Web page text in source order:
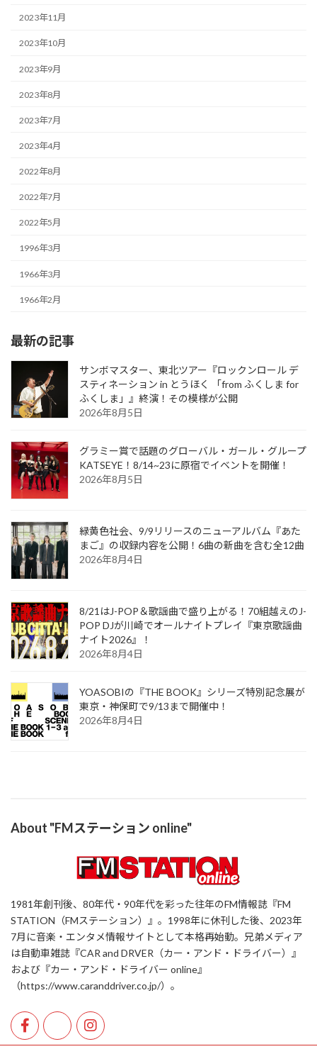
2023年11月
2023年10月
2023年9月
2023年8月
2023年7月
2023年4月
2022年8月
2022年7月
2022年5月
1996年3月
1966年3月
1966年2月
最新の記事
サンボマスター、東北ツアー『ロックンロール デ
スティネーション in とうほく 「from ふくしま for
ふくしま」』終演！その模様が公開
2026年8月5日
グラミー賞で話題のグローバル・ガール・グループ
KATSEYE！8/14~23に原宿でイベントを開催！
2026年8月5日
緑黄色社会、9/9リリースのニューアルバム『あた
まご』の収録内容を公開！6曲の新曲を含む全12曲
2026年8月4日
8/21はJ-POP＆歌謡曲で盛り上がる！70組越えのJ-
POP DJが川崎でオールナイトプレイ『東京歌謡曲
ナイト2026』！
2026年8月4日
YOASOBIの『THE BOOK』シリーズ特別記念展が
東京・神保町で9/13まで開催中！
2026年8月4日
About "FMステーション online"
1981年創刊後、80年代・90年代を彩った往年のFM情報誌『FM
STATION（FMステーション）』。1998年に休刊した後、2023年
7月に音楽・エンタメ情報サイトとして本格再始動。兄弟メディア
は自動車雑誌『CAR and DRVER（カー・アンド・ドライバー）』
および『カー・アンド・ドライバー online』
（https://www.caranddriver.co.jp/）。